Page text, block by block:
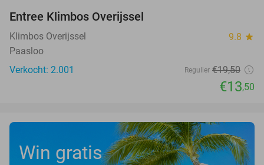
Entree Klimbos Overijssel
Klimbos Overijssel 9.8 star
Paasloo
Verkocht: 2.001
Regulier €19,50
€13,50
Win gratis